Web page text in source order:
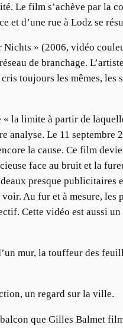
Le film s’achève par la
et d’une rue à Lodz se
Nichts » (2006, vidéo
de branchage.
toujours les mêmes, les
« la limite à partir de
analyse. Le 11
la cause. Ce film
face au bruit et la
presque publicitaires
voir. Au fur et à mesure, les
Cette vidéo est aussi
mur, la touffeur des
un regard sur la ville.
que Gilles Balmet